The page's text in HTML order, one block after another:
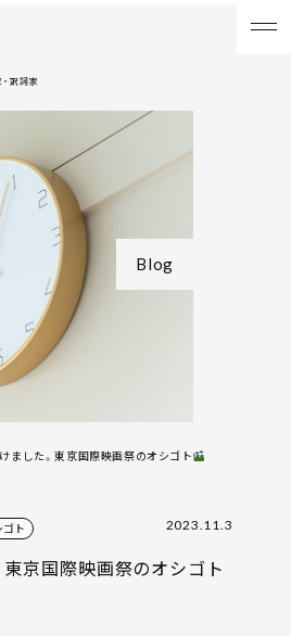
訳詞家
Blog
ました。東京国際映画祭のオシゴト
ト 2023.11.3
京国際映画祭のオシゴト